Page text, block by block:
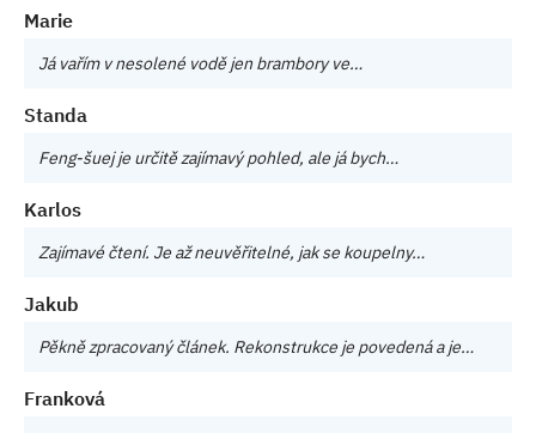
Marie
Já vařím v nesolené vodě jen brambory ve…
Standa
Feng-šuej je určitě zajímavý pohled, ale já bych…
Karlos
Zajímavé čtení. Je až neuvěřitelné, jak se koupelny…
Jakub
Pěkně zpracovaný článek. Rekonstrukce je povedená a je…
Franková